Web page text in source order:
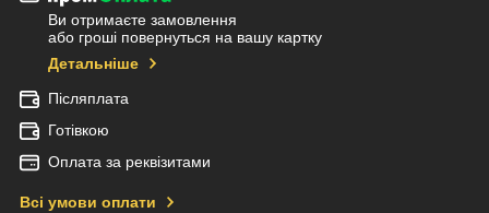
Ви отримаєте замовлення
або гроші повернуться на вашу картку
Детальніше
Післяплата
Готівкою
Оплата за реквізитами
Всі умови оплати